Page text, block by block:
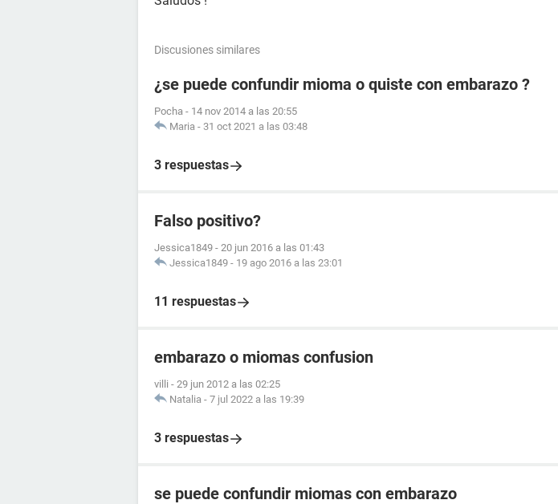
Discusiones similares
¿se puede confundir mioma o quiste con embarazo ?
Pocha - 14 nov 2014 a las 20:55
Maria - 31 oct 2021 a las 03:48
3 respuestas
Falso positivo?
Jessica1849 - 20 jun 2016 a las 01:43
Jessica1849 - 19 ago 2016 a las 23:01
11 respuestas
embarazo o miomas confusion
villi - 29 jun 2012 a las 02:25
Natalia - 7 jul 2022 a las 19:39
3 respuestas
se puede confundir miomas con embarazo